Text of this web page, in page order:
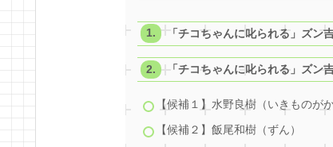
「チコちゃんに叱られる」ズン
「チコちゃんに叱られる」ズン
【候補１】水野良樹（いきものがか
【候補２】飯尾和樹（ずん）